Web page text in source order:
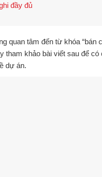
đầy đủ
quan tâm đến từ khóa “bán
tham khảo bài viết sau để
dự án.